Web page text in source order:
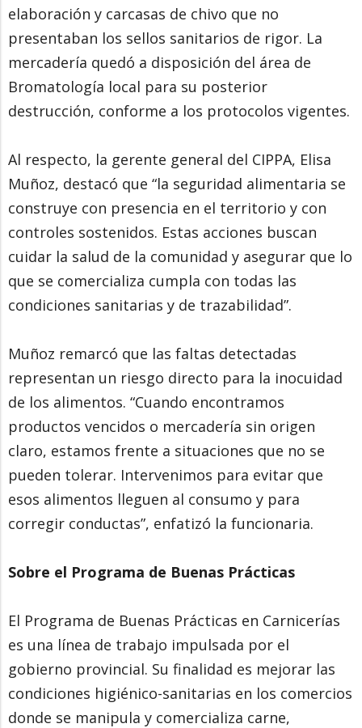
elaboración y carcasas de chivo que no
presentaban los sellos sanitarios de rigor. La
mercadería quedó a disposición del área de
Bromatología local para su posterior
destrucción, conforme a los protocolos vigentes.
Al respecto, la gerente general del CIPPA, Elisa
Muñoz, destacó que “la seguridad alimentaria se
construye con presencia en el territorio y con
controles sostenidos. Estas acciones buscan
cuidar la salud de la comunidad y asegurar que lo
que se comercializa cumpla con todas las
condiciones sanitarias y de trazabilidad”.
Muñoz remarcó que las faltas detectadas
representan un riesgo directo para la inocuidad
de los alimentos. “Cuando encontramos
productos vencidos o mercadería sin origen
claro, estamos frente a situaciones que no se
pueden tolerar. Intervenimos para evitar que
esos alimentos lleguen al consumo y para
corregir conductas”, enfatizó la funcionaria.
Sobre el Programa de Buenas Prácticas
El Programa de Buenas Prácticas en Carnicerías
es una línea de trabajo impulsada por el
gobierno provincial. Su finalidad es mejorar las
condiciones higiénico-sanitarias en los comercios
donde se manipula y comercializa carne,